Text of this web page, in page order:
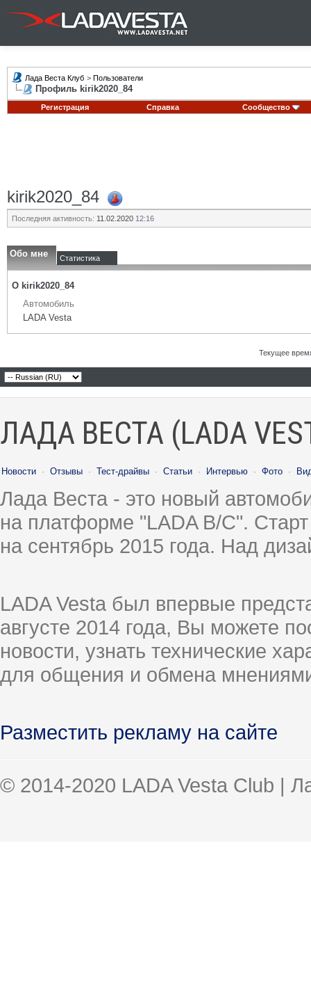
Лада Веста Клуб > Пользователи
Профиль kirik2020_84
Регистрация Справка Сообщество
kirik2020_84
Последняя активность: 11.02.2020 12:16
Обо мне Статистика
О kirik2020_84
Автомобиль
LADA Vesta
Текущее
ЛАДА ВЕСТА (LADA
Новости · Отзывы · Тест-драйвы · Статьи · Интервью · Фото ·
Лада Веста - это новый
на платформе "LADA B/C".
на сентябрь 2015 года. Над
LADA Vesta был впервые
августе 2014 года, Вы можете
новости, узнать технические
для общения и обмена
Разместить рекламу на сайте
© 2014-2020 LADA Vesta Club |